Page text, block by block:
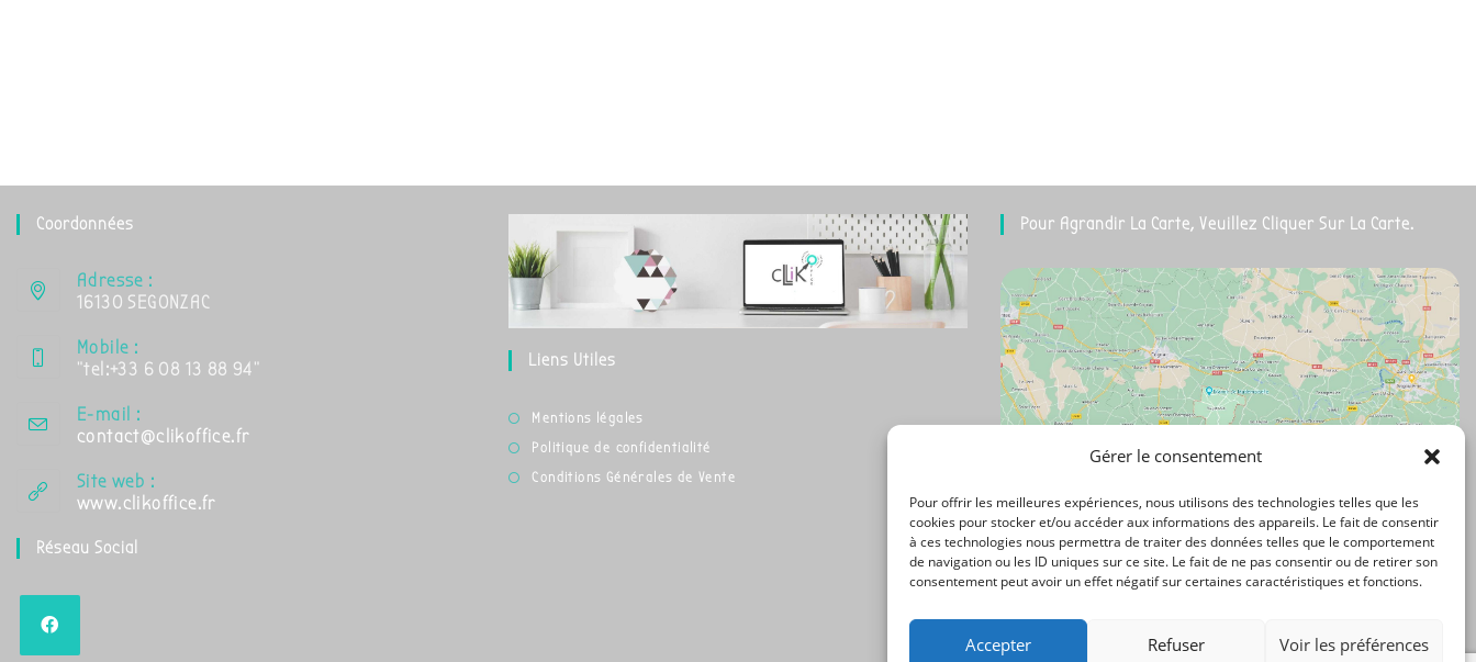
Gérer le consentement
Pour offrir les meilleures expériences, nous utilisons des technologies telles que les
cookies pour stocker et/ou accéder aux informations des appareils. Le fait de consentir
à ces technologies nous permettra de traiter des données telles que le comportement
de navigation ou les ID uniques sur ce site. Le fait de ne pas consentir ou de retirer son
consentement peut avoir un effet négatif sur certaines caractéristiques et fonctions.
Accepter Refuser Voir les préférences
Coordonnées
Adresse :
16130 SEGONZAC
Mobile :
"tel:+33 6 08 13 88 94"
E-mail :
contact@clikoffice.fr
Site web :
www.clikoffice.fr
Réseau Social
Liens Utiles
Mentions légales
Politique de confidentialité
Conditions Générales de Vente
Pour Agrandir La Carte, Veuillez Cliquer Sur La Carte.